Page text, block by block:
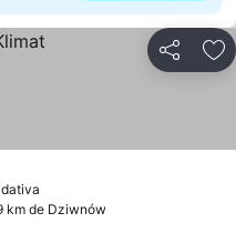
Partilhar
km de Dziwnów